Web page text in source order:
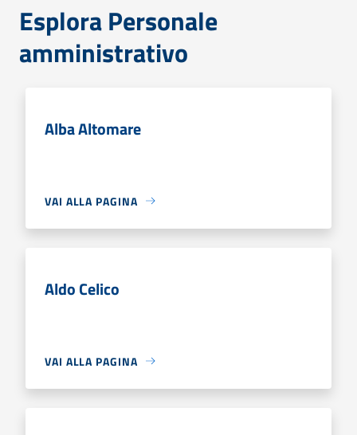
Esplora Personale
amministrativo
Alba Altomare
VAI ALLA PAGINA
Aldo Celico
VAI ALLA PAGINA